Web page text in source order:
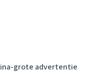
grote advertentie